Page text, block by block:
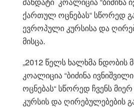
ქართულ ოცნებას“ სწორედ
ევროპული კურსისა და
მისცა.
„2012 წელს ხალხმა ნდობის
კოალიცია “ბიძინა
ოცნებას“ სწორედ ჩვენს
კურსის და ღირებულებების